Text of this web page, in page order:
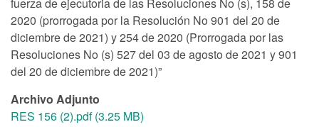
fuerza de ejecutoria de las Resoluciones No (s), 158 de
2020 (prorrogada por la Resolución No 901 del 20 de
diciembre de 2021) y 254 de 2020 (Prorrogada por las
Resoluciones No (s) 527 del 03 de agosto de 2021 y 901
del 20 de diciembre de 2021)”
Archivo Adjunto
RES 156 (2).pdf (3.25 MB)